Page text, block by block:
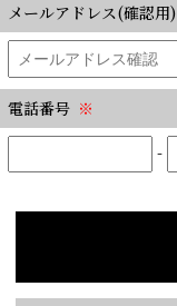
メールアドレス(確認用)
電話番号 ※
-